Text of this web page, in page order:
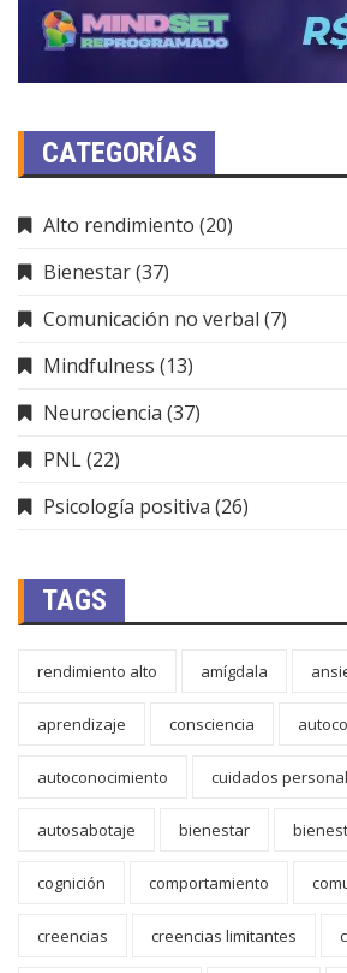
CATEGORÍAS
Alto rendimiento (20)
Bienestar(37)
Comunicación no verbal (7)
Mindfulness (13)
Neurociencia (37)
PNL(22)
Psicología positiva (26)
TAGS
rendimiento alto amígdala
aprendizaje consciencia
autoconocimiento cuidados
autosabotaje bienestar
cognición comportamiento
creencias creencias limitantes